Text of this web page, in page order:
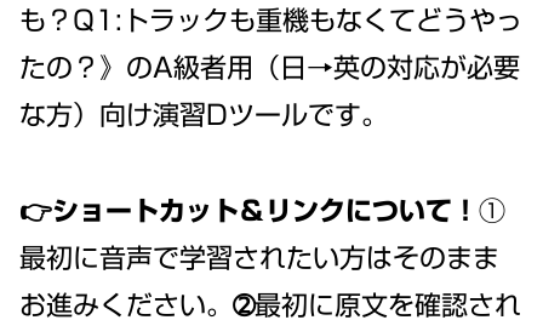
も？Q1:トラックも重機もなくてどうやっ
たの？》のA級者用（日→英の対応が必要
な方）向け演習Dツールです。
👉ショートカット＆リンクについて！ ①
最初に音声で学習されたい方はそのまま
お進みください。➁最初に原文を確認され